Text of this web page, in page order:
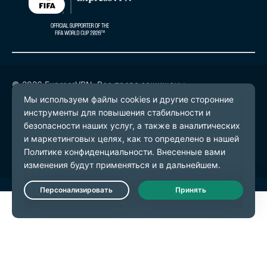
© 2026 ExpressVPN. Все права защищены.
Политика конфиденциальности
Условия предоставления услуг
Настройки файлов cookie
Live Chat